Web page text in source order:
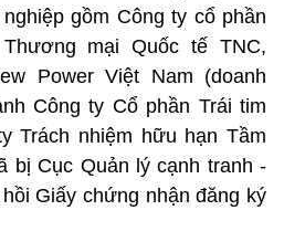
gồm Công ty cổ phần
mại Quốc tế TNC,
Power Việt Nam (doanh
Công ty Cổ phần Trái tim
Trách nhiệm hữu hạn Tầm
bị Cục Quản lý cạnh tranh -
Giấy chứng nhận đăng ký